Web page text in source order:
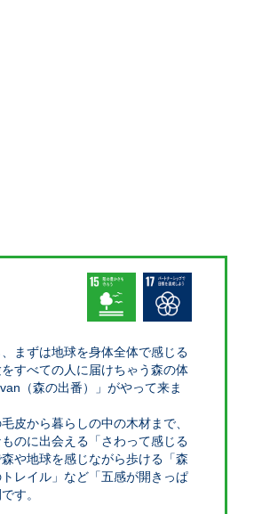
まずは地球を身体全体で感じる
すべての人に届けちゃう森の体
（森の出番）」がやって来ま
皮から暮らしの中の木材まで、
のに出会える「さわって感じる
や地球を感じながら歩ける「森
レイル」など「五感が開きっぱ
す。